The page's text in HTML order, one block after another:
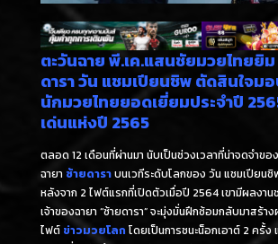
ตะวันฉาย พี.เค.แสนชัยมวยไทยยิม
ดารา วัน แชมเปียนชิพ ตัดสินใจมอ
นักมวยไทยยอดเยี่ยมประจำปี
เด่นแห่งปี 2565
ตลอด 12 เดือนที่ผ่านมา นับเป็นช่วงเวลาที่น่าจดจำขอ
ฉายา ซ้ายดาราบนเวทีระดับโลกของ วัน แชมเปียนชิ
หลังจาก 2 ไฟต์แรกที่เปิดตัวเมื่อปี 2564 เขามีผลงาน
เจ้าของฉายา “ซ้ายดารา” จะมุ่งมั่นฝึกซ้อมกลับมาสร้า
ไฟต์ ข่าวมวยโลกโดยเป็นการชนะน็อกเอาต์ 2 ครั้